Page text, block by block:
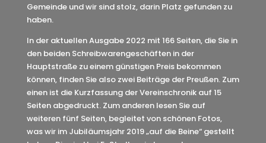
Gemeinde und wir sind stolz, darin Platz gefunden zu
haben.
In der aktuellen Ausgabe 2022 mit 166 Seiten, die Sie in
den beiden Schreibwarengeschäften in der
Hauptstraße zu einem günstigen Preis bekommen
können, finden Sie also zwei Beiträge der Preußen. Zum
einen ist die Kurzfassung der Vereinschronik auf 15
Seiten abgedruckt. Zum anderen lesen Sie auf
weiteren fünf Seiten, begleitet von schönen Fotos,
was wir im Jubiläumsjahr 2019 „auf die Beine“ gestellt